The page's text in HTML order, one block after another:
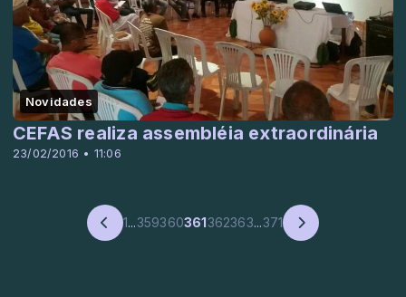
Novidades
23/02/2016 • 11:06
CEFAS realiza assembléia extraordinária
1...359360361362363...371